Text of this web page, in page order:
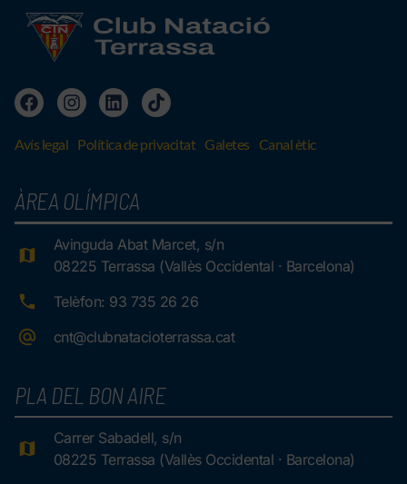
Avís legal Política de privacitat Galetes Canal ètic
ÀREA OLÍMPICA
Avinguda Abat Marcet, s/n
08225 Terrassa (Vallès Occidental · Barcelona)
Telèfon: 93 735 26 26
cnt@clubnatacioterrassa.cat
PLA DEL BON AIRE
Carrer Sabadell, s/n
08225 Terrassa (Vallès Occidental · Barcelona)